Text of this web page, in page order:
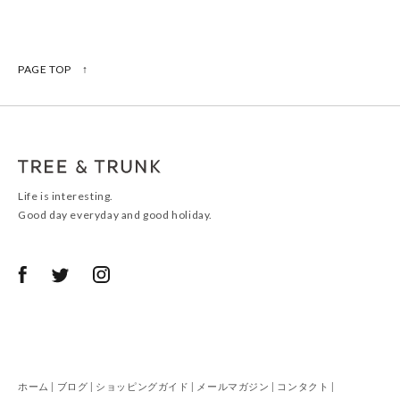
PAGE TOP ↑
Life is interesting.
Good day everyday and good holiday.
ホーム | ブログ | ショッピングガイド | メールマガジン | コンタクト |